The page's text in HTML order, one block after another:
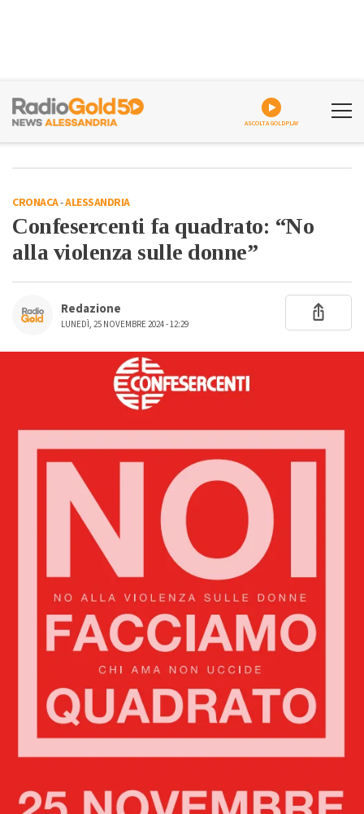
CRONACA-ALESSANDRIA
Confesercenti fa quadrato: “No
alla violenza sulle donne”
Redazione
LUNEDÌ, 25 NOVEMBRE 2024 - 12:29